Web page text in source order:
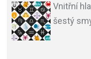
Vnitřní
šestý